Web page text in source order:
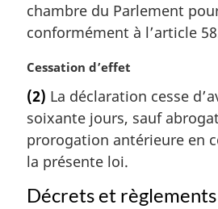
g
i
a
l
e
:
chambre du Parlement
conformément à l’article
N
t
e
m
a
g
Cessation d’effet
(2) La déclaration cesse
soixante jours, sauf
prorogation antérieure en
la présente loi.
Décrets et règlements